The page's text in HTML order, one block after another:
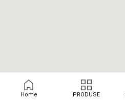
Home PRODUSE